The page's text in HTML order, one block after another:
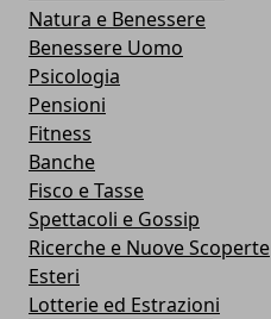
Natura e Benessere
Benessere Uomo
Psicologia
Pensioni
Fitness
Banche
Fisco e Tasse
Spettacoli e Gossip
Ricerche e Nuove Scoperte
Esteri
Lotterie ed Estrazioni